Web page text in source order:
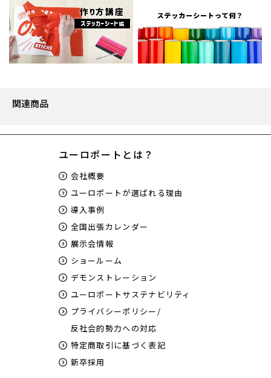
関連商品
ユーロポートとは？
会社概要
ユーロポートが選ばれる理由
導入事例
全国出張カレンダー
展示会情報
ショールーム
デモンストレーション
ユーロポートサステナビリティ
プライバシーポリシー/
反社会的勢力への対応
特定商取引に基づく表記
新卒採用